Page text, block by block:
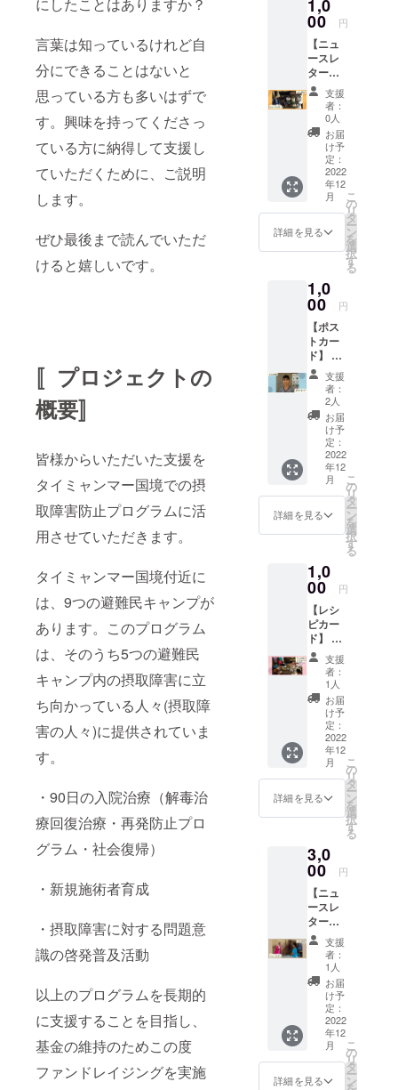
言葉は知っているけれど自
分にできることはないと
思っている方も多いはずで
す。興味を持ってくださっ
ている方に納得して支援し
ていただくために、ご説明
します。
ぜひ最後まで読んでいただ
けると嬉しいです。
〚プロジェクトの
概要〛
皆様からいただいた支援を
タイミャンマー国境での摂
取障害防止プログラムに活
用させていただきます。
タイミャンマー国境付近に
は、9つの避難民キャンプが
あります。このプログラム
は、そのうち5つの避難民
キャンプ内の摂取障害に立
ち向かっている人々(摂取障
害の人々)に提供されていま
す。
・90日の入院治療（解毒治
療回復治療・再発防止プロ
グラム・社会復帰）
・新規施術者育成
・摂取障害に対する問題意
識の啓発普及活動
以上のプログラムを長期的
に支援することを目指し、
基金の維持のためこの度
ファンドレイジングを実施
て、REIのス
タッフは日
本人と外国
人ボラン
ティアで
す。REIは、
すでに現地
で難民のた
めに働いて
いる経験豊
かな団体を
通じてプロ
ます。その
ため、最も
必要とされ
ている場所
に迅速且つ
直接援助が
届くことに
なります。
1,0
00 円
【ニュ
ースレ
ター】
感謝の
気持ち
を込め
て、REI
の活動
をご報
告する
ニュー
スレ
ターの
受信者
リスト
にお名
録させ
ていた
だきま
す。
REIの取
り組み
をより
詳しく
知って
いただ
ける
ニュー
スレ
ター
は、
メール
にてお
支援
者：
0人
お届
け予
定：
2022
年12
月
詳細を見る
こ
の
リ
タ
ー
ン
を
選
択
す
る
1,0
00 円
【ポス
トカー
ド】 感
謝の気
持ちを
込め
て、REI
の支援
する避
難民プ
ロジェ
クトで
REIメン
バーが
取材し
たス
リー
を、そ
の地域
の現状
報告と
共に載
せたポ
スト
カード
です。
避難民
の物語
が描か
れてい
るREIオ
リジナ
ルのポ
メール
にてお
送りい
たしま
す。 よ
り詳し
く避難
民につ
いて知
り、身
近に感
じてい
ただけ
ます。
大切な
方にポ
スト
支援
者：
2人
お届
け予
定：
2022
年12
月
詳細を見る
こ
の
リ
タ
ー
ン
を
選
択
す
る
1,0
00 円
【レシ
ピカー
ド】 感
謝の気
持ちを
込め
て、避
難民の
方々の
おいし
いお料
理のレ
シピ
カード
をお送
りしま
難民の
方々の
持つ食
文化に
触れる
ことが
できま
す。ぜ
ひお菓
子づく
りを楽
しんで
くださ
い。 レ
シピ
例：ケ
ニアで
支援
者：
1人
お届
け予
定：
2022
年12
月
詳細を見る
こ
の
リ
タ
ー
ン
を
選
択
す
る
3,0
00 円
【ニュ
ースレ
ター】
感謝の
気持ち
を込め
て、REI
の活動
をご報
告する
ニュー
スレ
ターの
受信者
支援
者：
1人
お届
け予
定：
2022
年12
月
詳細を見る
こ
の
リ
タ
ー
ン